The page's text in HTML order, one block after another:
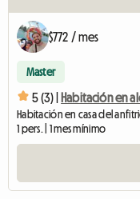
$772 / mes
Master
5 (3) | Habitación en
Habitación en casa del
1 pers. | 1 mes mínimo